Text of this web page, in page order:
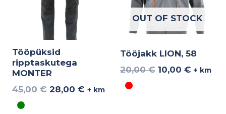
Tööpüksid
ripptaskutega
MONTER
45,00€ 28,00 € + km
OUT OF STOCK
Tööjakk LION, 58
20,00€ 10,00 € + km